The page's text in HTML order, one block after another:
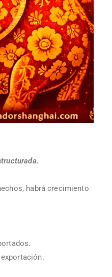
habrá crecimiento